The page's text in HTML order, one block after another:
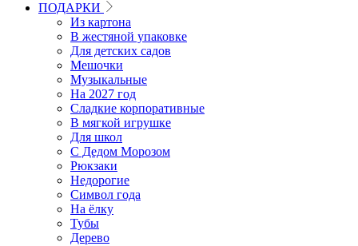
ПОДАРКИ
Из картона
В жестяной упаковке
Для детских садов
Мешочки
Музыкальные
На 2027 год
Сладкие корпоративные
В мягкой игрушке
Для школ
С Дедом Морозом
Рюкзаки
Недорогие
Символ года
На ёлку
Тубы
Дерево